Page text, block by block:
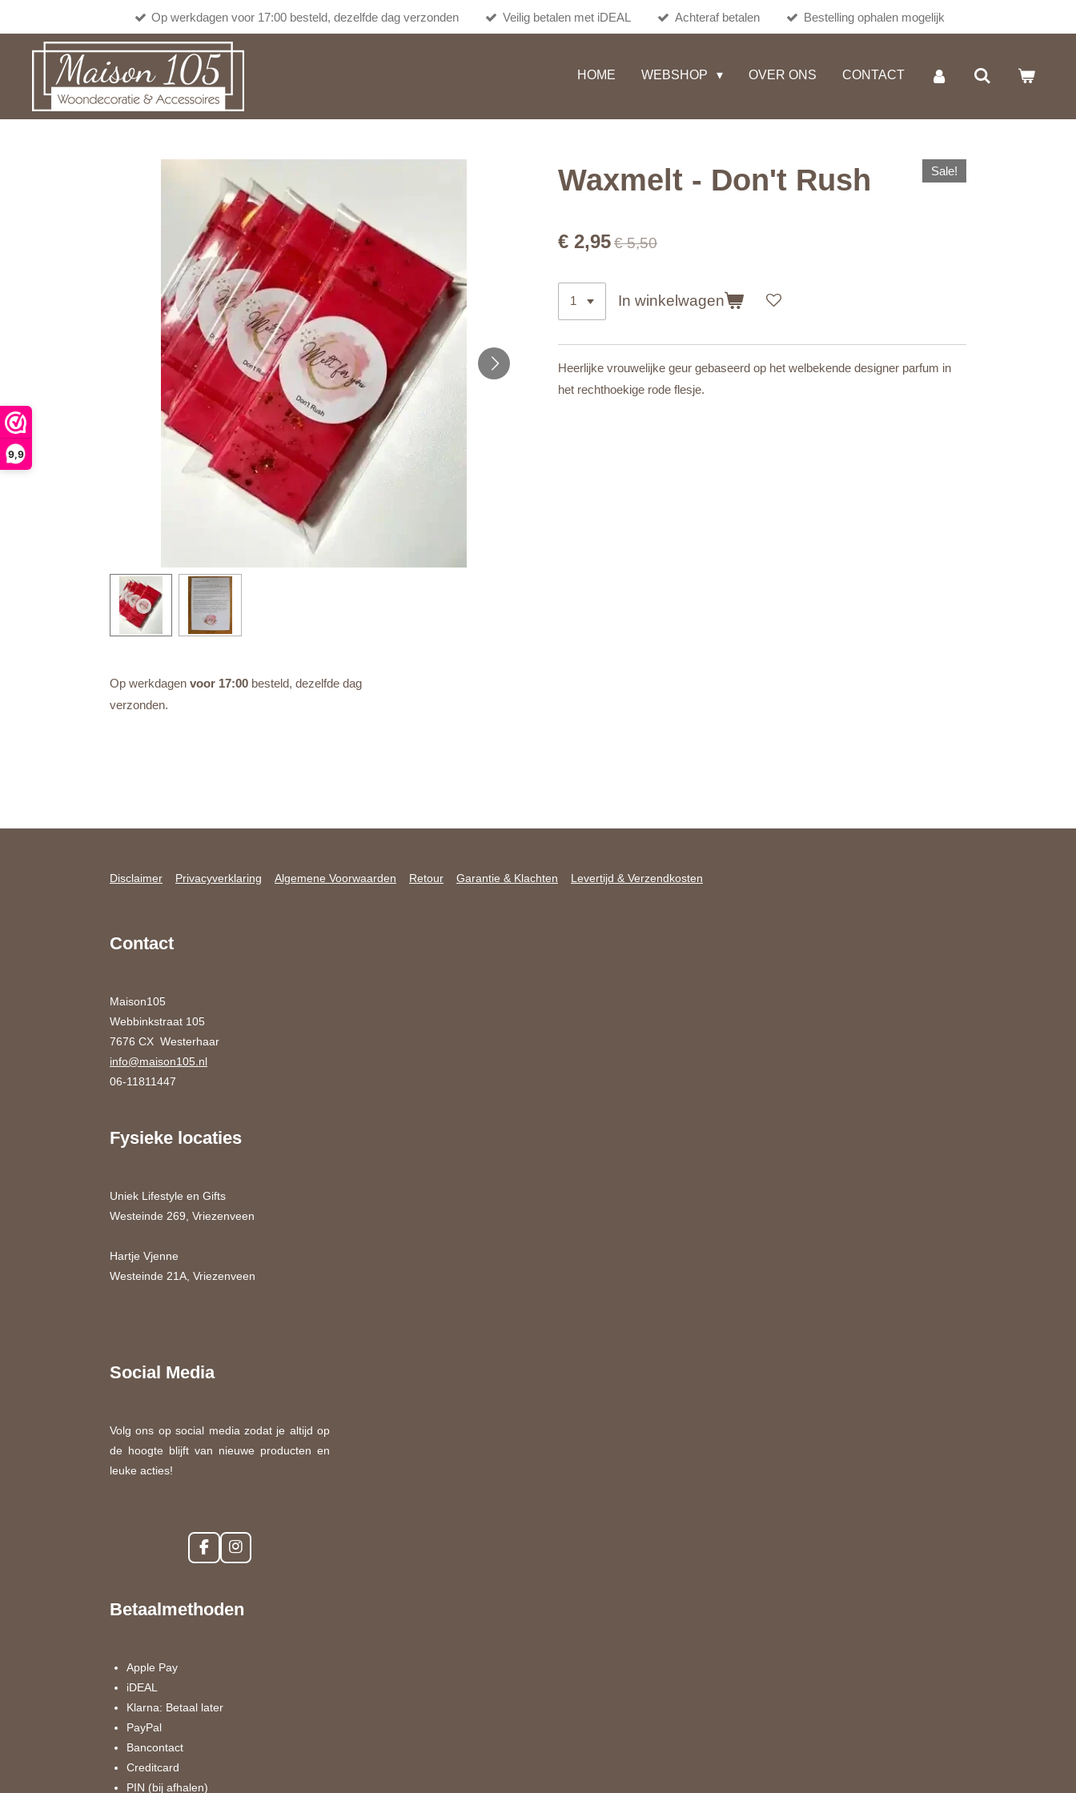
9,9
hoofdinhoud
Op werkdagen voor 17:00 besteld, dezelfde dag verzonden Veilig betalen met iDEAL Achteraf betalen Bestelling ophalen mogelijk
HOME WEBSHOP OVER ONS CONTACT
Waxmelt - Don't Rush Sale!
€ 2,95€ 5,50
In winkelwagen
Heerlijke vrouwelijke geur gebaseerd op het welbekende designer parfum in
het rechthoekige rode flesje.
Op werkdagen voor 17:00 besteld, dezelfde dag
verzonden.
Disclaimer Privacyverklaring Algemene Voorwaarden Retour Garantie & Klachten Levertijd & Verzendkosten
Contact
Maison105
Webbinkstraat 105
7676 CX Westerhaar
info@maison105.nl
06-11811447
Fysieke locaties
Uniek Lifestyle en Gifts
Westeinde 269, Vriezenveen
Hartje Vjenne
Westeinde 21A, Vriezenveen
Social Media
Volg ons op social media zodat je altijd op
de hoogte blijft van nieuwe producten en
leuke acties!
F
a
b
I
n
a
Betaalmethoden
Apple Pay
iDEAL
Klarna: Betaal later
PayPal
Bancontact
Creditcard
PIN (bij afhalen)